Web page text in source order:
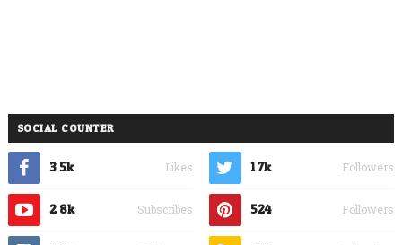
SOCIAL COUNTER
3.5k Likes 1.7k Followers
2.8k Subscribes 524 Followers